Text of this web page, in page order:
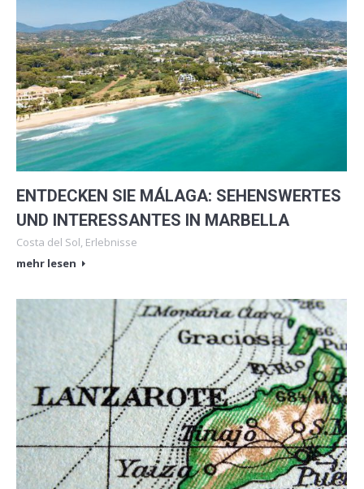
ENTDECKEN SIE MÁLAGA: SEHENSWERTES
UND INTERESSANTES IN MARBELLA
Costa del Sol, Erlebnisse
mehr lesen